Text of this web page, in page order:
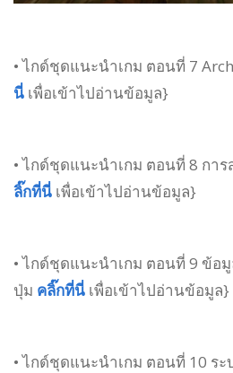
• ไกด์ชุดแนะนำเกม ตอนที่ 7
นี่ เพื่อเข้าไปอ่านข้อมูล}
• ไกด์ชุดแนะนำเกม ตอนที่ 8 กา
ลิ๊กที่นี่ เพื่อเข้าไปอ่านข้อมูล}
• ไกด์ชุดแนะนำเกม ตอนที่ 9 ข้อ
ปุ่ม คลิ๊กที่นี่ เพื่อเข้าไปอ่านข้อมูล}
• ไกด์ชุดแนะนำเกม ตอนที่ 10 ร